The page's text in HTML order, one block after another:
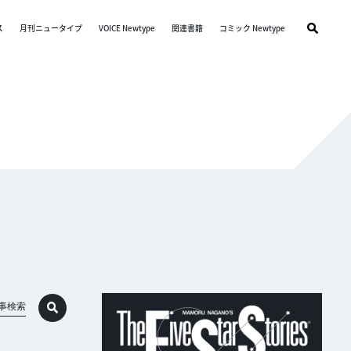
月刊ニュータイプ VOICE Newtype 関連書籍 コミック Newtype
検索